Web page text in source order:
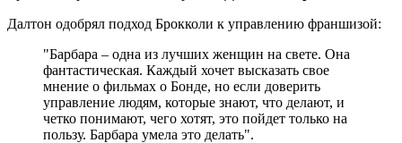
Далтон одобрял подход Брокколи к управлению франшизой:
"Барбара – одна из лучших женщин на свете. Она
фантастическая. Каждый хочет высказать свое
мнение о фильмах о Бонде, но если доверить
управление людям, которые знают, что делают, и
четко понимают, чего хотят, это пойдет только на
пользу. Барбара умела это делать".